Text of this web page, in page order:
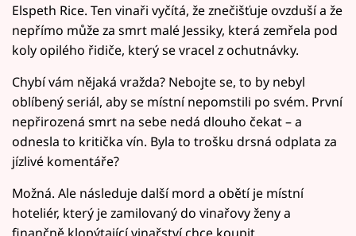
Elspeth Rice. Ten vinaři vyčítá, že znečišťuje ovzduší a že
nepřímo může za smrt malé Jessiky, která zemřela pod
koly opilého řidiče, který se vracel z ochutnávky.
Chybí vám nějaká vražda? Nebojte se, to by nebyl
oblíbený seriál, aby se místní nepomstili po svém. První
nepřirozená smrt na sebe nedá dlouho čekat – a
odnesla to kritička vín. Byla to trošku drsná odplata za
jízlivé komentáře?
Možná. Ale následuje další mord a obětí je místní
hoteliér, který je zamilovaný do vinařovy ženy a